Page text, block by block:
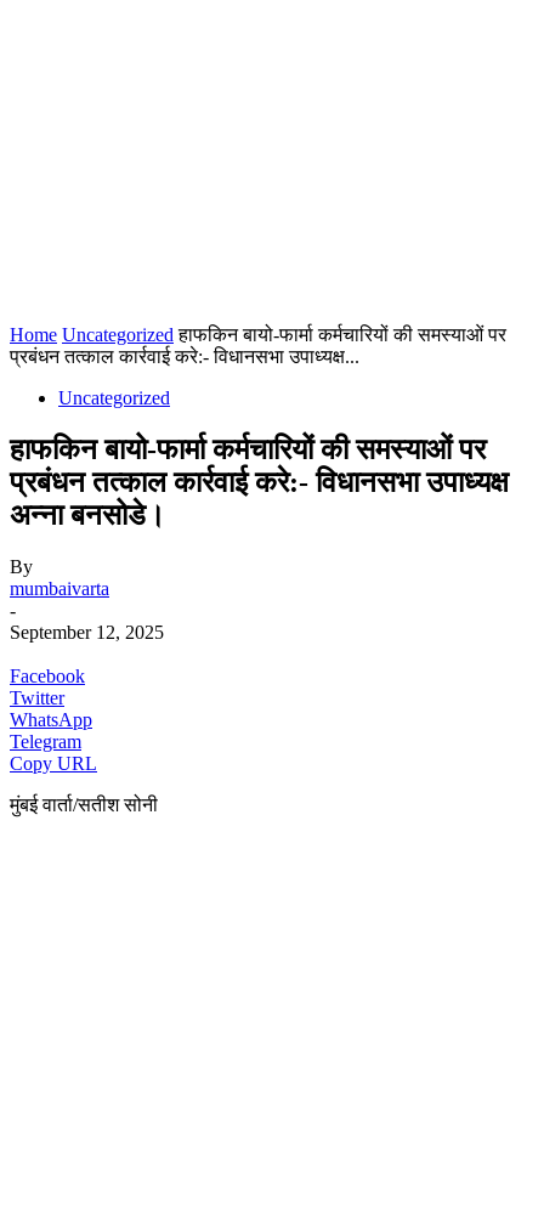
Home Uncategorized हाफकिन बायो-फार्मा कर्मचारियों की समस्याओं पर
प्रबंधन तत्काल कार्रवाई करे:- विधानसभा उपाध्यक्ष...
Uncategorized
हाफकिन बायो-फार्मा कर्मचारियों की समस्याओं पर
प्रबंधन तत्काल कार्रवाई करे:- विधानसभा उपाध्यक्ष
अन्ना बनसोडे।
By
mumbaivarta
-
September 12, 2025
Facebook
Twitter
WhatsApp
Telegram
Copy URL
मुंबई वार्ता/सतीश सोनी